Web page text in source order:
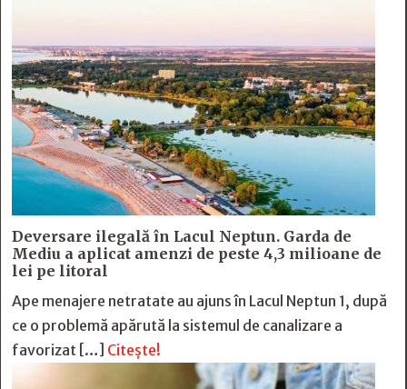
Deversare ilegală în Lacul Neptun. Garda de
Mediu a aplicat amenzi de peste 4,3 milioane de
lei pe litoral
Ape menajere netratate au ajuns în Lacul Neptun 1, după
ce o problemă apărută la sistemul de canalizare a
favorizat […] Citește!